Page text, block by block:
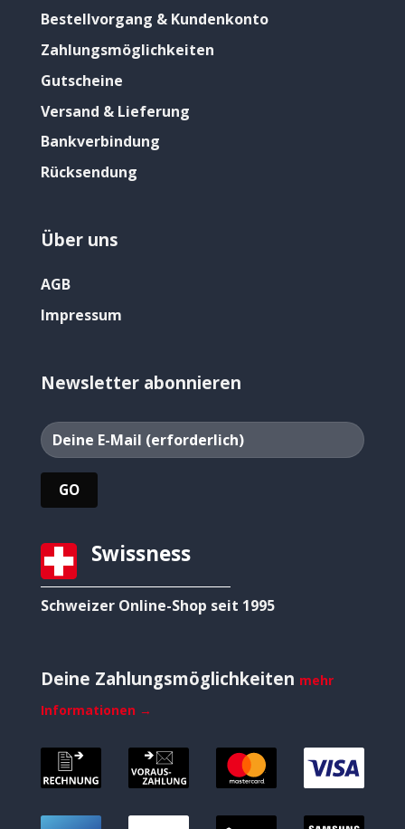
Bestellvorgang & Kundenkonto
Zahlungsmöglichkeiten
Gutscheine
Versand & Lieferung
Bankverbindung
Rücksendung
Über uns
AGB
Impressum
Newsletter abonnieren
Swissness
Schweizer Online-Shop seit 1995
Deine Zahlungsmöglichkeiten mehr
Informationen →